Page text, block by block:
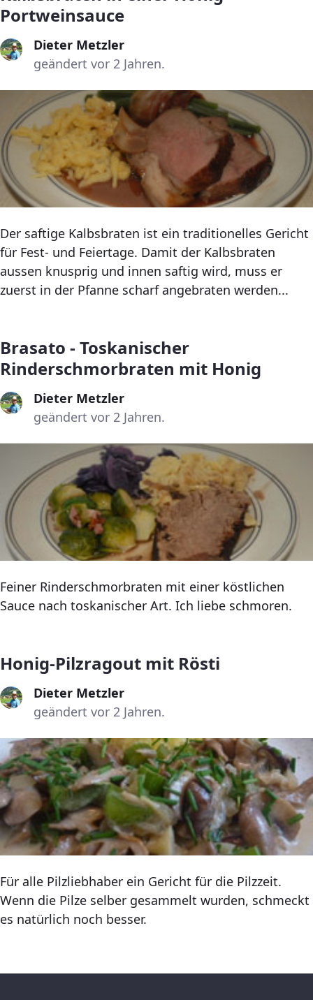
Portweinsauce
Dieter Metzler
geändert vor 2 Jahren.
Der saftige Kalbsbraten ist ein traditionelles Gericht
für Fest- und Feiertage. Damit der Kalbsbraten
aussen knusprig und innen saftig wird, muss er
zuerst in der Pfanne scharf angebraten werden...
Brasato - Toskanischer
Rinderschmorbraten mit Honig
Dieter Metzler
geändert vor 2 Jahren.
Feiner Rinderschmorbraten mit einer köstlichen
Sauce nach toskanischer Art. Ich liebe schmoren.
Honig-Pilzragout mit Rösti
Dieter Metzler
geändert vor 2 Jahren.
Für alle Pilzliebhaber ein Gericht für die Pilzzeit.
Wenn die Pilze selber gesammelt wurden, schmeckt
es natürlich noch besser.